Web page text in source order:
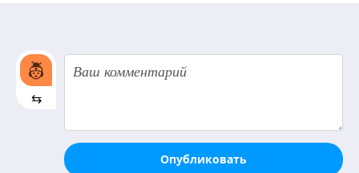
⇆
Опубликовать